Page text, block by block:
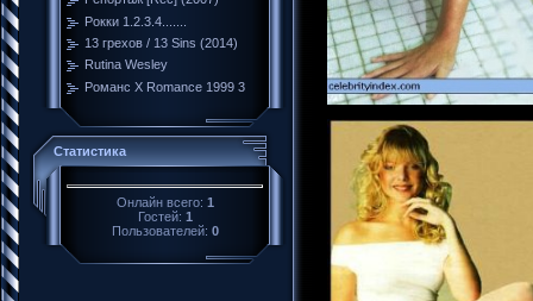
Рокки 1.2.3.4.......
13 грехов / 13 Sins (2014)
Rutina Wesley
Романс Х Romance 1999 3
Статистика
Онлайн всего: 1
Гостей: 1
Пользователей: 0